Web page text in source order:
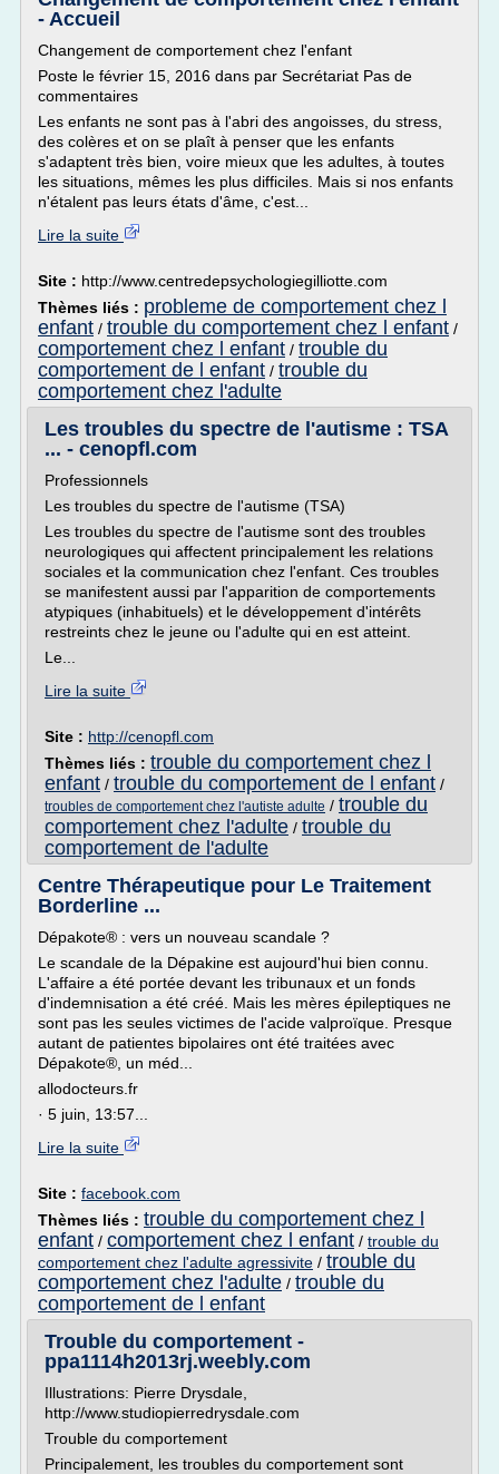
- Accueil
Changement de comportement chez l'enfant
Poste le février 15, 2016 dans par Secrétariat Pas de
commentaires
Les enfants ne sont pas à l'abri des angoisses, du stress,
des colères et on se plaît à penser que les enfants
s'adaptent très bien, voire mieux que les adultes, à toutes
les situations, mêmes les plus difficiles. Mais si nos enfants
n'étalent pas leurs états d'âme, c'est...
Lire la suite
Site : http://www.centredepsychologiegilliotte.com
Thèmes liés : probleme de comportement chez l
enfant / trouble du comportement chez l enfant /
comportement chez l enfant / trouble du
comportement de l enfant / trouble du
comportement chez l'adulte
Les troubles du spectre de l'autisme : TSA
... - cenopfl.com
Professionnels
Les troubles du spectre de l'autisme (TSA)
Les troubles du spectre de l'autisme sont des troubles
neurologiques qui affectent principalement les relations
sociales et la communication chez l'enfant. Ces troubles
se manifestent aussi par l'apparition de comportements
atypiques (inhabituels) et le développement d'intérêts
restreints chez le jeune ou l'adulte qui en est atteint.
Le...
Lire la suite
Site : http://cenopfl.com
Thèmes liés : trouble du comportement chez l
enfant / trouble du comportement de l enfant /
troubles de comportement chez l'autiste adulte / trouble du
comportement chez l'adulte / trouble du
comportement de l'adulte
Centre Thérapeutique pour Le Traitement
Borderline ...
Dépakote® : vers un nouveau scandale ?
Le scandale de la Dépakine est aujourd'hui bien connu.
L'affaire a été portée devant les tribunaux et un fonds
d'indemnisation a été créé. Mais les mères épileptiques ne
sont pas les seules victimes de l'acide valproïque. Presque
autant de patientes bipolaires ont été traitées avec
Dépakote®, un méd...
allodocteurs.fr
· 5 juin, 13:57...
Lire la suite
Site : facebook.com
Thèmes liés : trouble du comportement chez l
enfant / comportement chez l enfant / trouble du
comportement chez l'adulte agressivite / trouble du
comportement chez l'adulte / trouble du
comportement de l enfant
Trouble du comportement -
ppa1114h2013rj.weebly.com
Illustrations: Pierre Drysdale,
http://www.studiopierredrysdale.com
Trouble du comportement
Principalement, les troubles du comportement sont